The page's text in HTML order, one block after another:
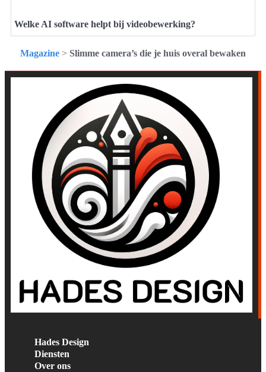
Welke AI software helpt bij videobewerking?
Magazine > Slimme camera’s die je huis overal bewaken
Hades Design
Diensten
Over ons